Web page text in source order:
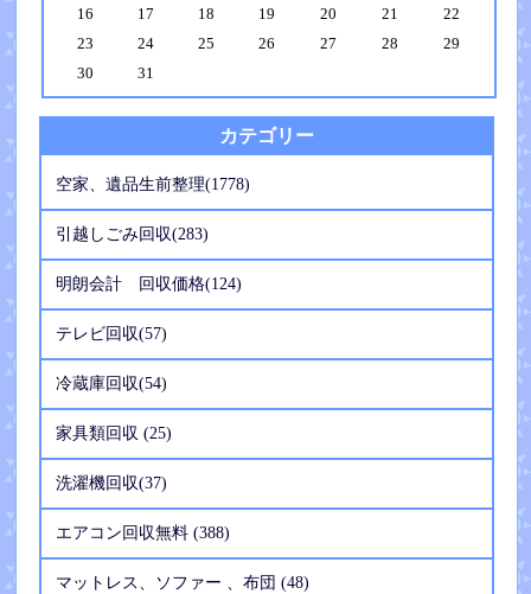
16
17 18 19 20 21
22
23
24 25 26 27 28
29
30
31
カテゴリー
空家、遺品生前整理(1778)
引越しごみ回収(283)
明朗会計 回収価格(124)
テレビ回収(57)
冷蔵庫回収(54)
家具類回収 (25)
洗濯機回収(37)
エアコン回収無料 (388)
マットレス、ソファー 、布団 (48)